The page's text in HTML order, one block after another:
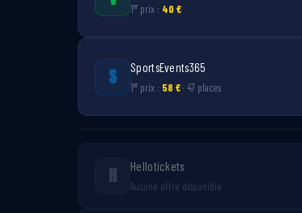
1er prix : 40 €
S SportsEvents365
1er prix : 58 €· 47 places
H Hellotickets
Aucune offre disponible